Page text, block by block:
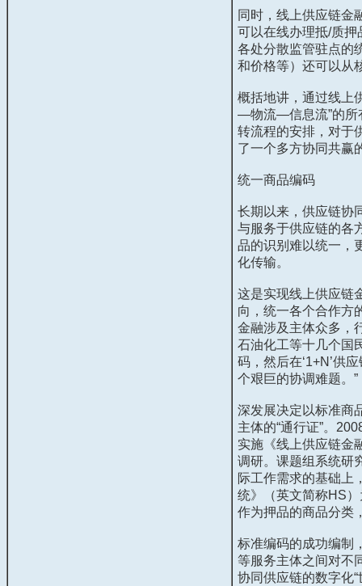
同时，线上供应链金
可以在线办理抵/质押
各处分散监管驻点的
和价格等）还可以从
概括地讲，通过线上
—物流—信息流”的所
转流程的安排，对于
了一个多方协同共赢
统一商品编码
长期以来，供应链协
与服务于供应链的各
品的识别难以统一，
化传输。
这是实现线上供应链
向，统一各个合作方
金融涉及主体众多，
石油化工等十几个国
码，然后在‘1+N ’供
个艰巨的协调难题。”
深发展决定以标准商
主体的“通行证”。
实施《线上供应链金
调研。课题组系统研
际工作需求的基础上
统》（英文简称HS
作为押品的商品分类
标准编码的成功编制
等服务主体之间对不
协同供应链的数字化